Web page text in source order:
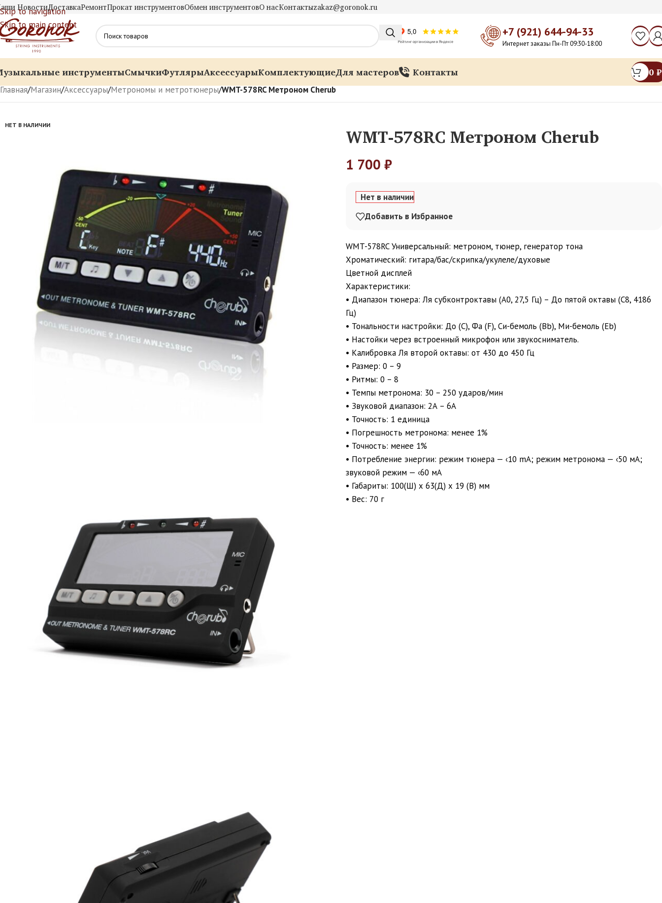
Skip to navigation
Skip to main content
НовостиДоставкаРемонтПрокат инструментовОбмен инструментовО насКонтактыzakaz@goronok.ru
+7 (921) 644-94-33
Интернет заказы Пн-Пт 09:30-18:00
инструментыСмычкиФутлярыАксессуарыКомплектующиеДля мастеров Контакты 0 ₽
Главная/Магазин/Аксессуары/Метрономы и метротюнеры/WMT-578RC Метроном Cherub
НЕТ В НАЛИЧИИ WMT-578RC Метроном Cherub
1 700 ₽
Нет в наличии
Добавить в Избранное
WMT-578RC Универсальный: метроном, тюнер, генератор тона
Хроматический: гитара/бас/скрипка/укулеле/духовые
Цветной дисплей
Характеристики:
• Диапазон тюнера: Ля субконтроктавы (А0, 27,5 Гц) – До пятой октавы (С8, 4186
Гц)
• Тональности настройки: До (C), Фа (F), Си-бемоль (Bb), Ми-бемоль (Eb)
• Настойки через встроенный микрофон или звукосниматель.
• Калибровка Ля второй октавы: от 430 до 450 Гц
• Размер: 0 – 9
• Ритмы: 0 – 8
• Темпы метронома: 30 – 250 ударов/мин
• Звуковой диапазон: 2А – 6А
• Точность: 1 единица
• Погрешность метронома: менее 1%
• Точность: менее 1%
• Потребление энергии: режим тюнера — ‹10 mA; режим метронома — ‹50 мA;
звуковой режим — ‹60 мA
• Габариты: 100(Ш) х 63(Д) х 19 (В) мм
• Вес: 70 г